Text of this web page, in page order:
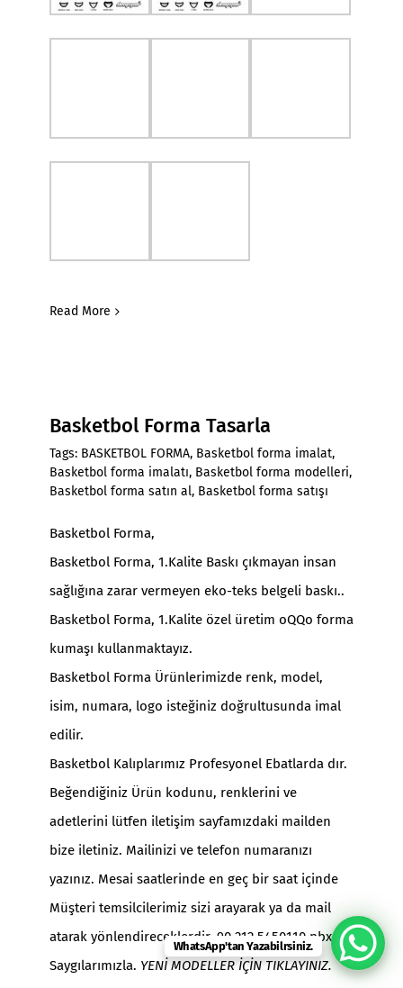
Read More
Basketbol Forma Tasarla
Tags: BASKETBOL FORMA, Basketbol forma imalat,
Basketbol forma imalatı, Basketbol forma modelleri,
Basketbol forma satın al, Basketbol forma satışı
Basketbol Forma,
Basketbol Forma, 1.Kalite Baskı çıkmayan insan
sağlığına zarar vermeyen eko-teks belgeli baskı..
Basketbol Forma, 1.Kalite özel üretim oQQo forma
kumaşı kullanmaktayız.
Basketbol Forma Ürünlerimizde renk, model,
isim, numara, logo isteğiniz doğrultusunda imal
edilir.
Basketbol Kalıplarımız Profesyonel Ebatlarda dır.
Beğendiğiniz Ürün kodunu, renklerini ve
adetlerini lütfen iletişim sayfamızdaki mailden
bize iletiniz. Mailinizi ve telefon numaranızı
yazınız. Mesai saatlerinde en geç bir saat içinde
Müşteri temsilcilerimiz sizi arayarak ya da mail
atarak yönlendireceklerdir. 90 212 5450110 pbx
Saygılarımızla. YENİ MODELLER İÇİN TIKLAYINIZ.
WhatsApp'tan Yazabilrsiniz.